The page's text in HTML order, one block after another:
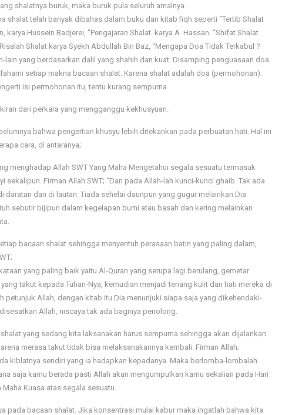
shalatnya buruk, maka buruk pula seluruh amalnya.
shalat telah banyak dibahas dalam buku dan kitab fiqh seperti “Tertib Shalat
karya Hussein Badjerei, “Pengajaran Shalat. karya A. Hassan. “Shifat Shalat
Shalat karya Syekh Abdullah Bin Baz, “Mengapa Doa Tidak Terkabul ?
lain yang berdasarkan dalil yang shahih dan kuat. Disamping penguasaan doa
setiap makna bacaan shalat. Karena shalat adalah doa (permohonan).
isi permohonan itu, tentu kurang sempurna.
dari perkara yang mengganggu kekhusyuan.
bahwa pengertian khusyu lebih ditekankan pada perbuatan hati. Hal ini
cara, di antaranya;
menghadap Allah SWT Yang Maha Mengetahui segala sesuatu termasuk
sekalipun. Firman Allah SWT; “Dan pada Allah-lah kunci-kunci ghaib. Tak ada
daratan dan di lautan. Tiada sehelai daunpun yang gugur melainkan Dia
sebutir bijipun dalam kegelapan bumi atau basah dan kering melainkan
bacaan shalat sehingga menyentuh perasaan batin yang paling dalam,
yang paling baik yaitu Al-Quran yang serupa lagi berulang, gemetar
takut kepada Tuhan-Nya, kemudian menjadi tenang kulit dan hati mereka di
petunjuk Allah, dengan kitab itu Dia menunjuki siapa saja yang dikehendaki-
Allah, niscaya tak ada baginya penolong.
shalat yang sedang kita laksanakan harus sempurna sehingga akan dijalankan
merasa takut tidak bisa melaksanakannya kembali. Firman Allah;
kiblatnya sendiri yang ia hadapkan kepadanya. Maka berlomba-lombalah
saja kamu berada pasti Allah akan mengumpulkan kamu sekalian pada Hari
Kuasa atas segala sesuatu.
pada bacaan shalat. Jika konsentrasi mulai kabur maka ingatlah bahwa kita